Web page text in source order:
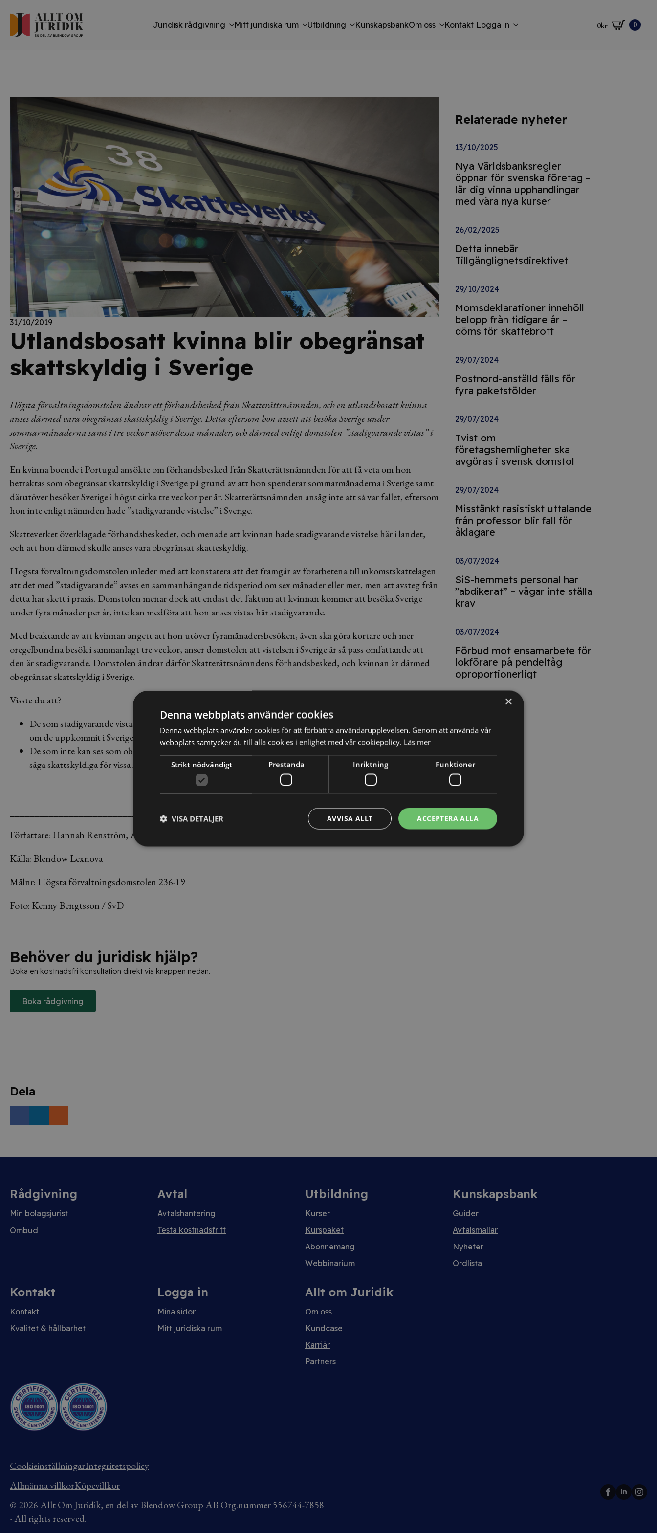
Juridisk rådgivning Mitt juridiska rum Utbildning KunskapsbankOm oss Kontakt Logga in 0kr 0
31/10/2019
Utlandsbosatt kvinna blir obegränsat
skattskyldig i Sverige
Högsta förvaltningsdomstolen ändrar ett förhandsbesked från Skatterättsnämnden, och en utlandsbosatt kvinna
anses därmed vara obegränsat skattskyldig i Sverige. Detta eftersom hon avsett att besöka Sverige under
sommarmånaderna samt i tre veckor utöver dessa månader, och därmed enligt domstolen ”stadigvarande vistas” i
Sverige.
En kvinna boende i Portugal ansökte om förhandsbesked från Skatterättsnämnden för att få veta om hon
betraktas som obegränsat skattskyldig i Sverige på grund av att hon spenderar sommarmånaderna i Sverige samt
därutöver besöker Sverige i högst cirka tre veckor per år. Skatterättsnämnden ansåg inte att så var fallet, eftersom
hon inte enligt nämnden hade ”stadigvarande vistelse” i Sverige.
Skatteverket överklagade förhandsbeskedet, och menade att kvinnan hade stadigvarande vistelse här i landet,
och att hon därmed skulle anses vara obegränsat skatteskyldig.
Högsta förvaltningsdomstolen inleder med att konstatera att det framgår av förarbetena till inkomstskattelagen
att det med ”stadigvarande” avses en sammanhängande tidsperiod om sex månader eller mer, men att avsteg från
detta har skett i praxis. Domstolen menar dock att endast det faktum att kvinnan kommer att besöka Sverige
under fyra månader per år, inte kan medföra att hon anses vistas här stadigvarande.
Med beaktande av att kvinnan angett att hon utöver fyramånadersbesöken, även ska göra kortare och mer
oregelbundna besök i sammanlagt tre veckor, anser domstolen att vistelsen i Sverige är så pass omfattande att
den är stadigvarande. Domstolen ändrar därför Skatterättsnämndens förhandsbesked, och kvinnan är därmed
obegränsat skattskyldig i Sverige.
Visste du att?
De som stadigvarande vistas i Sverige är ”obegränsat skattskyldiga” i Sverige för alla sina inkomster, oavsett
om de uppkommit i Sverige eller utomlands.
De som inte kan ses som obegränsat skattskyldiga kan ändå vara ”begränsat skattskyldiga” i Sverige, det vill
säga skattskyldiga för vissa inkomster.
Författare: Hannah Renström, Allt om Juridik
Källa: Blendow Lexnova
Målnr: Högsta förvaltningsdomstolen 236-19
Foto: Kenny Bengtsson / SvD
Behöver du juridisk hjälp?
Boka en kostnadsfri konsultation direkt via knappen nedan.
Boka rådgivning
Dela
Relaterade nyheter
13/10/2025
Nya Världsbanksregler
öppnar för svenska företag –
lär dig vinna upphandlingar
med våra nya kurser
26/02/2025
Detta innebär
Tillgänglighetsdirektivet
29/10/2024
Momsdeklarationer innehöll
belopp från tidigare år –
döms för skattebrott
29/07/2024
Postnord-anställd fälls för
fyra paketstölder
29/07/2024
Tvist om
företagshemligheter ska
avgöras i svensk domstol
29/07/2024
Misstänkt rasistiskt uttalande
från professor blir fall för
åklagare
03/07/2024
SiS-hemmets personal har
”abdikerat” – vågar inte ställa
krav
03/07/2024
Förbud mot ensamarbete för
lokförare på pendeltåg
oproportionerligt
Rådgivning
Min bolagsjurist
Ombud
Avtal
Avtalshantering
Testa kostnadsfritt
Utbildning
Kurser
Kurspaket
Abonnemang
Webbinarium
Kunskapsbank
Guider
Avtalsmallar
Nyheter
Ordlista
Kontakt
Kontakt
Kvalitet & hållbarhet
Logga in
Mina sidor
Mitt juridiska rum
Allt om Juridik
Om oss
Kundcase
Karriär
Partners
CookieinställningarIntegritetspolicy
Allmänna villkorKöpevillkor
© 2026 Allt Om Juridik, en del av Blendow Group AB Org.nummer 556744-7858
- All rights reserved.
×
Denna webbplats använder cookies
Denna webbplats använder cookies för att förbättra användarupplevelsen. Genom att använda vår
webbplats samtycker du till alla cookies i enlighet med vår cookiepolicy. Läs mer
Strikt nödvändigt Prestanda Inriktning Funktioner
ACCEPTERA ALLA
AVVISA ALLT
VISA DETALJER